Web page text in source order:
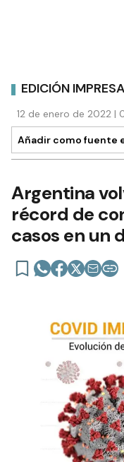
EDICIÓN IMPRESA
12 de enero de 2022 |
Añadir como fuente
Argentina
récord de
casos en un